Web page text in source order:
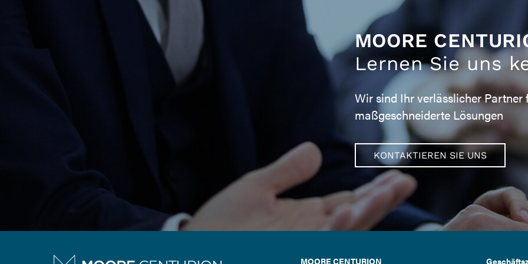
MOORE
Lernen Sie uns
Wir sind Ihr verlässlicher Partner
maßgeschneiderte Lösungen
KONTAKTIEREN SIE UNS
MOORE CENTURION